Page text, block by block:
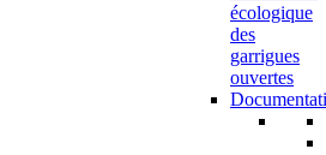
écologique
des
garrigues
ouvertes